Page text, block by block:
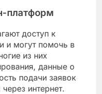
платформ
доступ к
и могут помочь в
из них
данные о
подачи заявок
интернет.